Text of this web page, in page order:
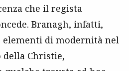
che il regista
Branagh, infatti,
di modernità nel
della Christie,